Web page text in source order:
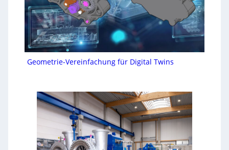
Geometrie-Vereinfachung für Digital Twins